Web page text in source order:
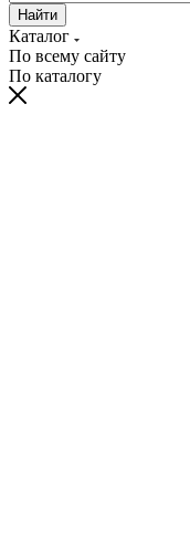
Найти
Каталог
По всему сайту
По каталогу